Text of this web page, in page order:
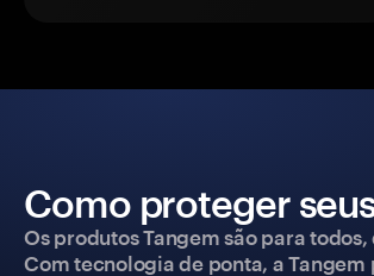
Como proteger
Os produtos Tangem são para
Com tecnologia de ponta, a